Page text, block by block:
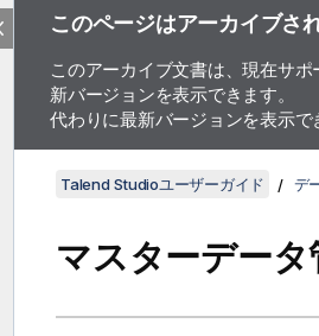
このページはアーカイブさ
このアーカイブ文書は、現在サ
新バージョンを表示できます。
代わりに最新バージョンを表示で
Talend Studioユーザーガイド デ
マスターデー